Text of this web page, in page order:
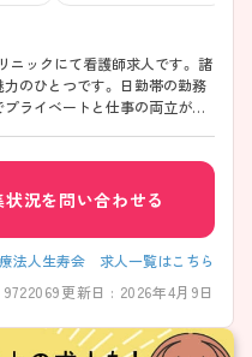
ックにて看護師求人です。 諸
です。 日勤帯の勤務
ライベートと仕事の両立が可
況を問い合わせる
法人生寿会 求人一覧はこちら
更新日 : 2026年4月9日